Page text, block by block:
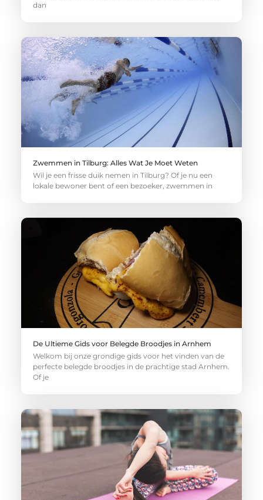
dan
Zwemmen in Tilburg: Alles Wat Je Moet Weten
Wil je een frisse duik nemen in Tilburg? Of je nu een
lokale bewoner bent of een bezoeker, zwemmen in
De Ultieme Gids voor Belegde Broodjes in Arnhem
Welkom bij onze grondige gids voor het vinden van de
perfecte belegde broodjes in de prachtige stad Arnhem.
Of je